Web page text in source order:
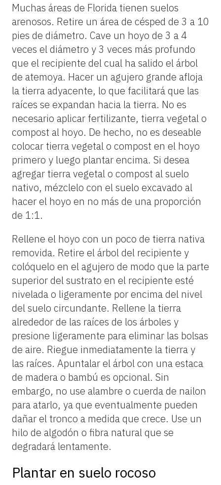
Muchas áreas de Florida tienen suelos
arenosos. Retire un área de césped de 3 a 10
pies de diámetro. Cave un hoyo de 3 a 4
veces el diámetro y 3 veces más profundo
que el recipiente del cual ha salido el árbol
de atemoya. Hacer un agujero grande afloja
la tierra adyacente, lo que facilitará que las
raíces se expandan hacia la tierra. No es
necesario aplicar fertilizante, tierra vegetal o
compost al hoyo. De hecho, no es deseable
colocar tierra vegetal o compost en el hoyo
primero y luego plantar encima. Si desea
agregar tierra vegetal o compost al suelo
nativo, mézclelo con el suelo excavado al
hacer el hoyo en no más de una proporción
de 1:1.
Rellene el hoyo con un poco de tierra nativa
removida. Retire el árbol del recipiente y
colóquelo en el agujero de modo que la parte
superior del sustrato en el recipiente esté
nivelada o ligeramente por encima del nivel
del suelo circundante. Rellene la tierra
alrededor de las raíces de los árboles y
presione ligeramente para eliminar las bolsas
de aire. Riegue inmediatamente la tierra y
las raíces. Apuntalar el árbol con una estaca
de madera o bambú es opcional. Sin
embargo, no use alambre o cuerda de nailon
para atarlo, ya que eventualmente pueden
dañar el tronco a medida que crece. Use un
hilo de algodón o fibra natural que se
degradará lentamente.
Plantar en suelo rocoso